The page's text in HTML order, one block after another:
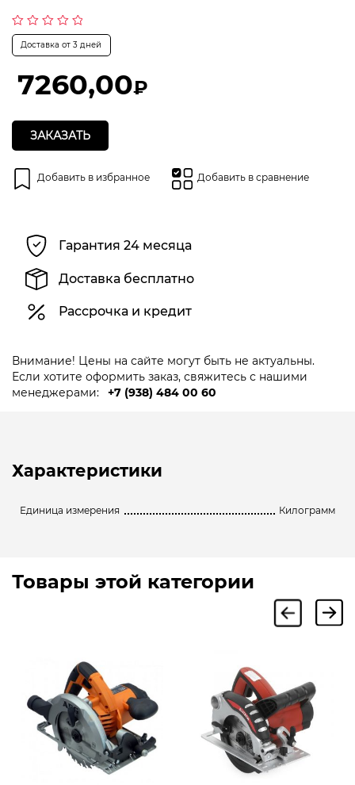
Оценка
из
Доставка от 3 дней
7260,00₽
ЗАКАЗАТЬ
Добавить в избранное Добавить в сравнение
Гарантия 24 месяца
Доставка бесплатно
Рассрочка и кредит
Внимание! Цены на сайте могут быть не актуальны.
Если хотите оформить заказ, свяжитесь с нашими
менеджерами:
+7 (938) 484 00 60
Характеристики
Единица измерения Килограмм
Товары этой категории